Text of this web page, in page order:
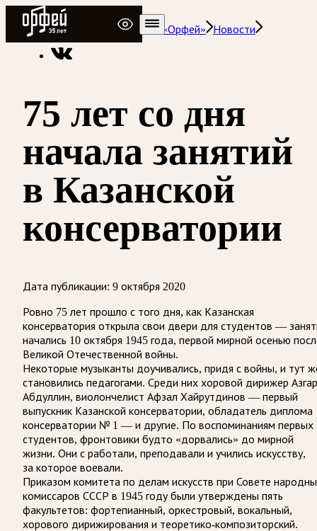
Радио Орфей
Радио классической музыки «Орфей»
Новости
75 лет со дня
начала занятий
в Казанской
консерватории
Дата публикации: 9 октября 2020
Ровно 75 лет прошло с того дня, как Казанская
консерватория открыла свои двери для студентов —
начались 10 октября 1945 года, первой мирной осенью
Великой Отечественной войны.
Некоторые музыканты доучивались, придя с войны, и тут
становились педагогами. Среди них хоровой дирижер Азгар
Абдуллин, виолончелист Афзал Хайрутдинов — первый
выпускник Казанской консерватории, обладатель диплома
консерватории № 1 — и другие. По воспоминаниям первых
студентов, фронтовики будто «дорвались» до мирной
жизни. Они с работали, преподавали и учились искусству,
за которое воевали.
Приказом комитета по делам искусств при Совете
комиссаров СССР в 1945 году были утверждены пять
факультетов: фортепианный, оркестровый, вокальный,
хорового дирижирования и теоретико-композиторский.